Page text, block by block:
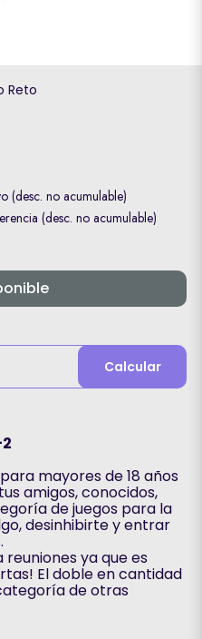
Reto
(desc. no acumulable)
(desc. no acumulable)
Calcular
mayores de 18 años
amigos, conocidos,
de juegos para la
desinhibirte y entrar
reuniones ya que es
El doble en cantidad
de otras